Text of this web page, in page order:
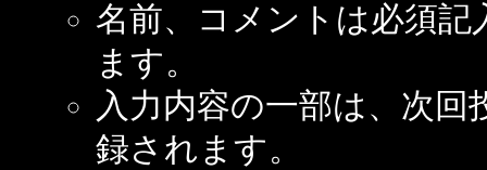
名前、コメントは必須
ます。
入力内容の一部は、次
録されます。